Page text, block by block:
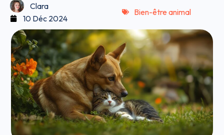
Clara
10 Déc 2024
Bien-être animal